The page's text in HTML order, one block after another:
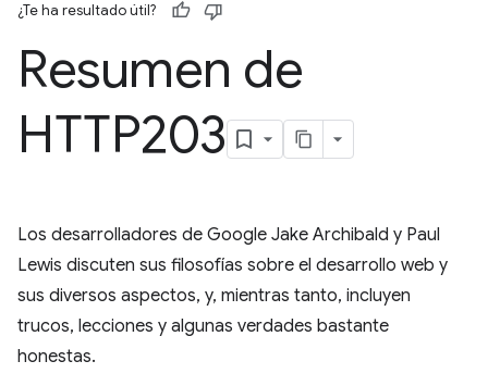
¿Te ha resultado útil?
Resumen de
HTTP203
Los desarrolladores de Google Jake Archibald y Paul
Lewis discuten sus filosofías sobre el desarrollo web y
sus diversos aspectos, y, mientras tanto, incluyen
trucos, lecciones y algunas verdades bastante
honestas.